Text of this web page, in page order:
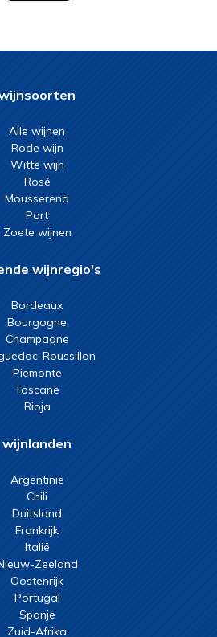
Alle wijnen
Rode wijn
Witte wijn
Rosé
Mousserend
Port
Zoete wijnen
wijnregio's
Bordeaux
Bourgogne
Champagne
Roussillon
Piemonte
Toscane
Rioja
wijnlanden
Argentinië
Chili
Duitsland
Frankrijk
Italië
Zeeland
Oostenrijk
Portugal
Spanje
Zuid-Afrika